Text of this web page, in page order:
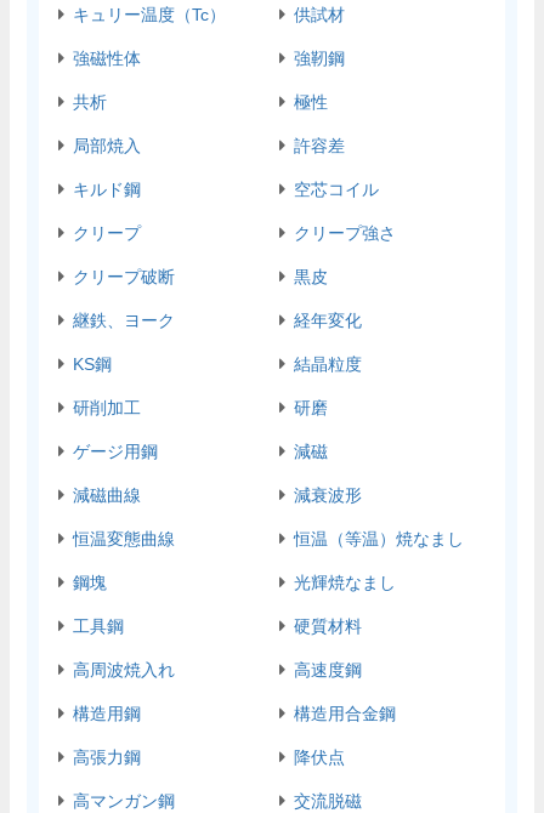
キュリー温度（Tc） 供試材
強磁性体 強靭鋼
共析 極性
局部焼入 許容差
キルド鋼 空芯コイル
クリープ クリープ強さ
クリープ破断 黒皮
継鉄、ヨーク 経年変化
KS鋼 結晶粒度
研削加工 研磨
ゲージ用鋼 減磁
減磁曲線 減衰波形
恒温変態曲線 恒温（等温）焼なまし
鋼塊 光輝焼なまし
工具鋼 硬質材料
高周波焼入れ 高速度鋼
構造用鋼 構造用合金鋼
高張力鋼 降伏点
高マンガン鋼 交流脱磁